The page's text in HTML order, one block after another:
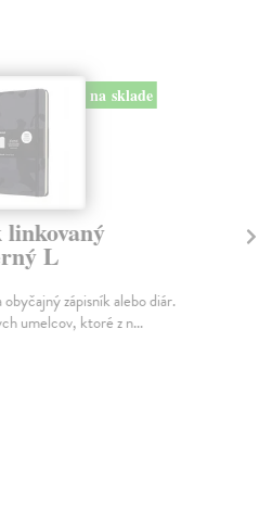
na sklade
L
zápisník alebo diár.
umelcov, ktoré z n...